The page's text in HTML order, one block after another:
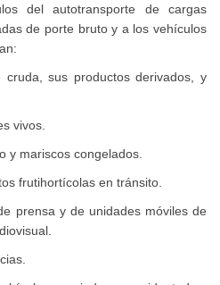
del autotransporte de cargas
de porte bruto y a los vehículos
sus productos derivados, y
vivos.
y mariscos congelados.
frutihortícolas en tránsito.
prensa y de unidades móviles de